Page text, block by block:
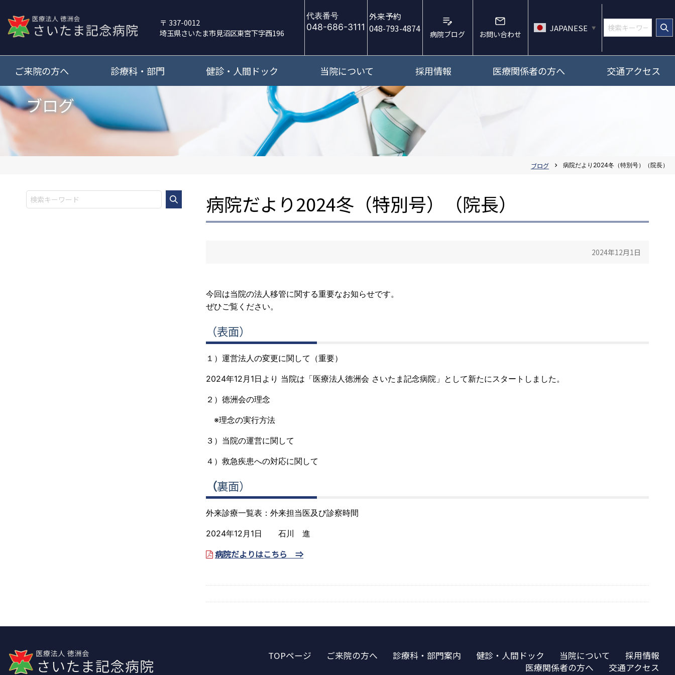
337-0012
埼玉県さいたま市見沼区東宮下字西196
代表番号
048-686-3111
外来予約
048-793-4874
病院ブログ お問い合わせ
JAPANESE ▼
ご来院の方へ 診療科・部門 健診・人間ドック 当院について 採用情報 医療関係者の方へ 交通アクセス
ブログ
ブログ chevron_right 病院だより2024冬（特別号）（院長）
病院だより2024冬（特別号）（院長）
2024年12月1日
今回は当院の法人移管に関する重要なお知らせです。
ぜひご覧ください。
（表面）
１）運営法人の変更に関して（重要）
2024年12月1日より 当院は「医療法人徳洲会 さいたま記念病院」として新たにスタートしました。
２）徳洲会の理念
※理念の実行方法
３）当院の運営に関して
４）救急疾患への対応に関して
（裏面）
外来診療一覧表：外来担当医及び診察時間
2024年12月1日 石川 進
病院だよりはこちら ⇒
TOPページ ご来院の方へ 診療科・部門案内 健診・人間ドック 当院について
採用情報
医療関係者の方へ
交通アクセス